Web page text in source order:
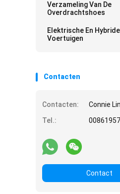
Verzameling Van De
Overdrachtshoes
Elektrische En Hybride
Voertuigen
Contacten
Contacten:
Connie Lin
Tel.:
Contact